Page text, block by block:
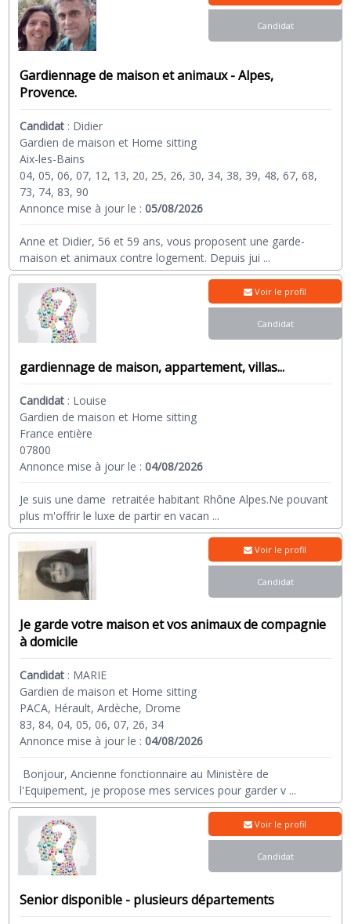
Gardiennage de maison et animaux - Alpes,
Provence.
Candidat : Didier
Gardien de maison et Home sitting
Aix-les-Bains
04, 05, 06, 07, 12, 13, 20, 25, 26, 30, 34, 38, 39, 48, 67, 68,
73, 74, 83, 90
Annonce mise à jour le :05/08/2026
Anne et Didier, 56 et 59 ans, vous proposent une garde-
maison et animaux contre logement. Depuis jui ...
Candidat
gardiennage de maison, appartement, villas...
Candidat : Louise
Gardien de maison et Home sitting
France entière
07800
Annonce mise à jour le :04/08/2026
Je suis une dame retraitée habitant Rhône Alpes.Ne pouvant
plus m'offrir le luxe de partir en vacan ...
Voir le profil
Candidat
Je garde votre maison et vos animaux de compagnie
à domicile
Candidat : MARIE
Gardien de maison et Home sitting
PACA, Hérault, Ardèche, Drome
83, 84, 04, 05, 06, 07, 26, 34
Annonce mise à jour le :04/08/2026
Bonjour, Ancienne fonctionnaire au Ministère de
l'Equipement, je propose mes services pour garder v ...
Voir le profil
Candidat
Senior disponible - plusieurs départements
Voir le profil
Candidat